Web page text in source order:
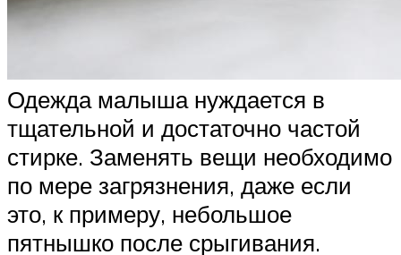
Одежда малыша нуждается в
тщательной и достаточно частой
стирке. Заменять вещи необходимо
по мере загрязнения, даже если
это, к примеру, небольшое
пятнышко после срыгивания.